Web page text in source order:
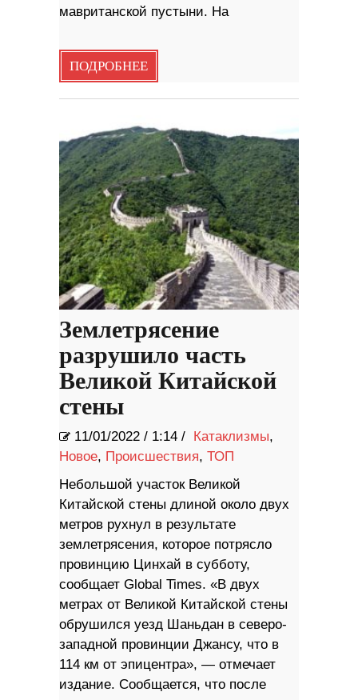
мавританской пустыни. На
ПОДРОБНЕЕ
Землетрясение
разрушило часть
Великой Китайской
стены
11/01/2022 / 1:14 / Катаклизмы,
Новое, Происшествия, ТОП
Небольшой участок Великой
Китайской стены длиной около двух
метров рухнул в результате
землетрясения, которое потрясло
провинцию Цинхай в субботу,
сообщает Global Times. «В двух
метрах от Великой Китайской стены
обрушился уезд Шаньдан в северо-
западной провинции Джансу, что в
114 км от эпицентра», — отмечает
издание. Сообщается, что после